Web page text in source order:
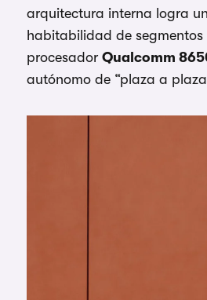
arquitectura interna logra
habitabilidad de
procesador Qualcomm
autónomo de “plaza a